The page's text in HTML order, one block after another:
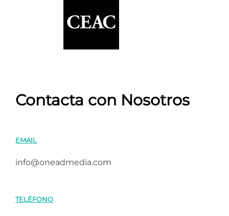
Contacta con Nosotros
EMAIL
info@oneadmedia.com
TELÉFONO